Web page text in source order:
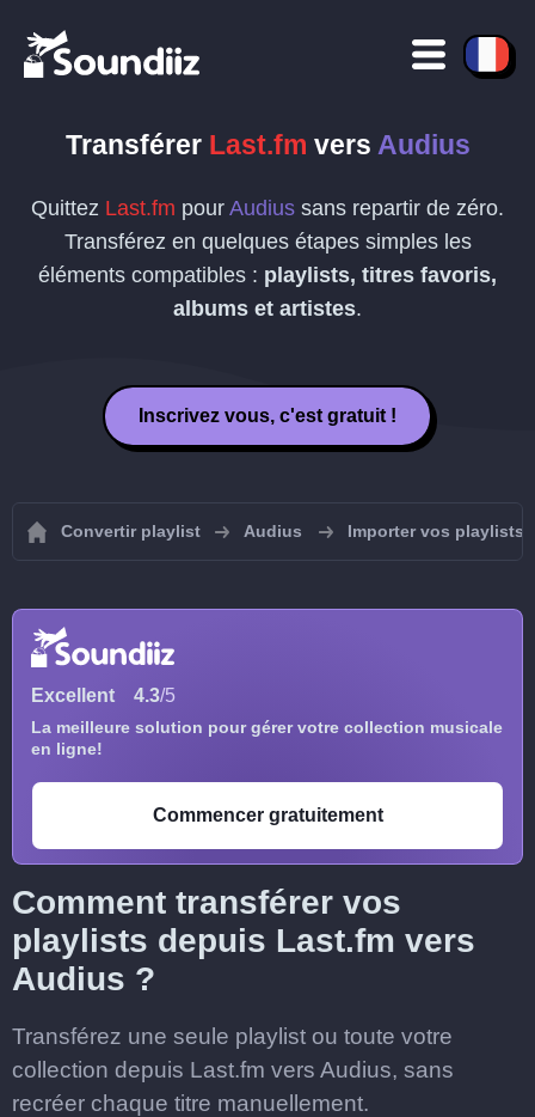
Transférer Last.fm vers Audius
Quittez Last.fm pour Audius sans repartir de zéro.
Transférez en quelques étapes simples les
éléments compatibles : playlists, titres favoris,
albums et artistes.
Inscrivez vous, c'est gratuit !
Convertir playlist Audius Importer vos playlists
Excellent 4.3/5
La meilleure solution pour gérer votre collection musicale
en ligne!
Commencer gratuitement
Comment transférer vos
playlists depuis Last.fm vers
Audius ?
Transférez une seule playlist ou toute votre
collection depuis Last.fm vers Audius, sans
recréer chaque titre manuellement.